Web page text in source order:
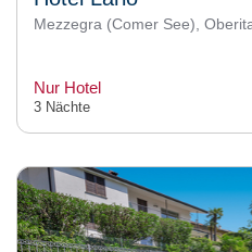
Mezzegra (Comer See),
Nur Hotel
3 Nächte